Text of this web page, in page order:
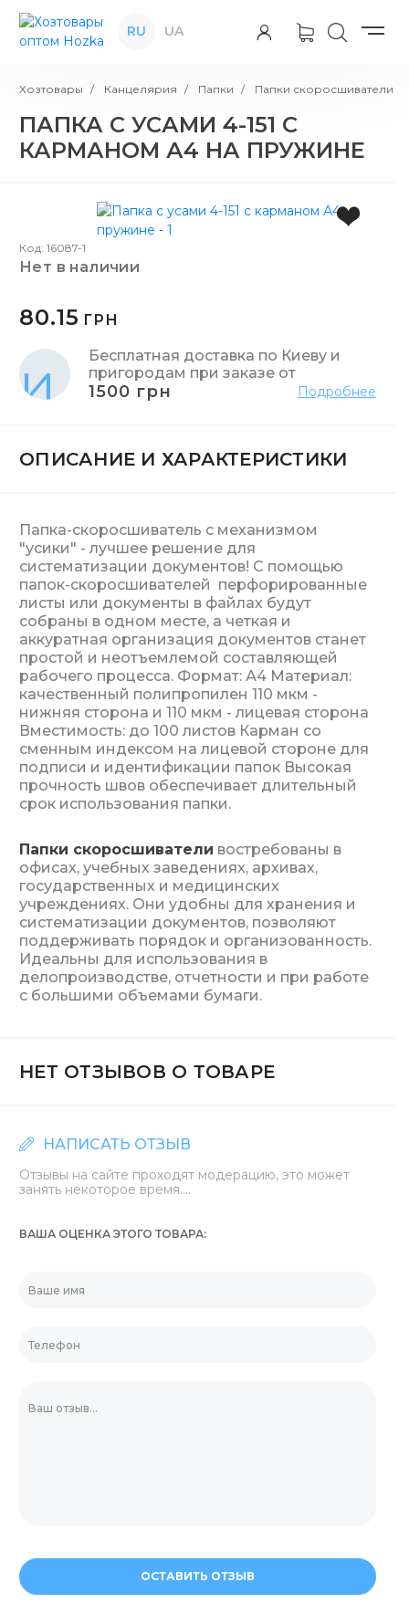
RU UA
Хозтовары Канцелярия Папки Папки скоросшиватели
ПАПКА С УСАМИ 4-151 С
КАРМАНОМ А4 НА ПРУЖИНЕ
Код: 16087-1
нет в наличии
80.15 ГРН
Бесплатная доставка по Киеву и
пригородам при заказе от
1500 грн Подробнее
ОПИСАНИЕ И ХАРАКТЕРИСТИКИ
Папка-скоросшиватель с механизмом
"усики" - лучшее решение для
систематизации документов! С помощью
папок-скоросшивателей перфорированные
листы или документы в файлах будут
собраны в одном месте, а четкая и
аккуратная организация документов станет
простой и неотъемлемой составляющей
рабочего процесса. Формат: А4 Материал:
качественный полипропилен 110 мкм -
нижняя сторона и 110 мкм - лицевая сторона
Вместимость: до 100 листов Карман со
сменным индексом на лицевой стороне для
подписи и идентификации папок Высокая
прочность швов обеспечивает длительный
срок использования папки.
Папки скоросшиватели востребованы в
офисах, учебных заведениях, архивах,
государственных и медицинских
учреждениях. Они удобны для хранения и
систематизации документов, позволяют
поддерживать порядок и организованность.
Идеальны для использования в
делопроизводстве, отчетности и при работе
с большими объемами бумаги.
НЕТ ОТЗЫВОВ О ТОВАРЕ
НАПИСАТЬ ОТЗЫВ
Отзывы на сайте проходят модерацию, это может
занять некоторое время....
ВАША ОЦЕНКА ЭТОГО ТОВАРА
ОСТАВИТЬ ОТЗЫВ